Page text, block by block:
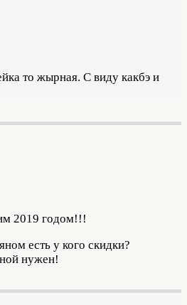
то жырная. С виду какбэ и
2019 годом!!!
есть у кого скидки?
нужен!